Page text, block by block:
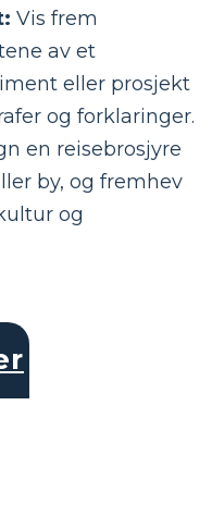
Vis frem
av et
eller prosjekt
og forklaringer.
en reisebrosjyre
by, og fremhev
og